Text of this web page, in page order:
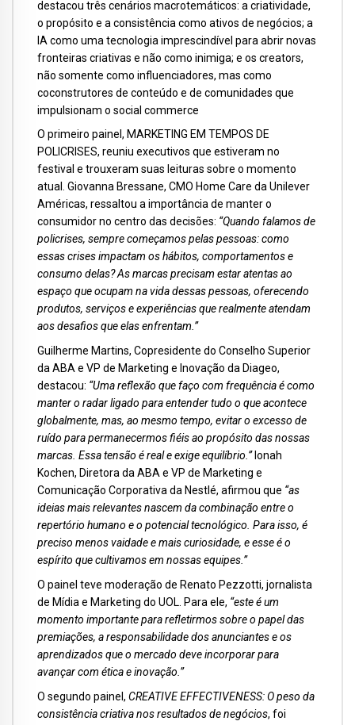
destacou três cenários macrotemáticos: a criatividade,
o propósito e a consistência como ativos de negócios; a
IA como uma tecnologia imprescindível para abrir novas
fronteiras criativas e não como inimiga; e os creators,
não somente como influenciadores, mas como
coconstrutores de conteúdo e de comunidades que
impulsionam o social commerce
O primeiro painel, MARKETING EM TEMPOS DE
POLICRISES, reuniu executivos que estiveram no
festival e trouxeram suas leituras sobre o momento
atual. Giovanna Bressane, CMO Home Care da Unilever
Américas, ressaltou a importância de manter o
consumidor no centro das decisões: “Quando falamos de
policrises, sempre começamos pelas pessoas: como
essas crises impactam os hábitos, comportamentos e
consumo delas? As marcas precisam estar atentas ao
espaço que ocupam na vida dessas pessoas, oferecendo
produtos, serviços e experiências que realmente atendam
aos desafios que elas enfrentam.”
Guilherme Martins, Copresidente do Conselho Superior
da ABA e VP de Marketing e Inovação da Diageo,
destacou: “Uma reflexão que faço com frequência é como
manter o radar ligado para entender tudo o que acontece
globalmente, mas, ao mesmo tempo, evitar o excesso de
ruído para permanecermos fiéis ao propósito das nossas
marcas. Essa tensão é real e exige equilíbrio.” Ionah
Kochen, Diretora da ABA e VP de Marketing e
Comunicação Corporativa da Nestlé, afirmou que “as
ideias mais relevantes nascem da combinação entre o
repertório humano e o potencial tecnológico. Para isso, é
preciso menos vaidade e mais curiosidade, e esse é o
espírito que cultivamos em nossas equipes.”
O painel teve moderação de Renato Pezzotti, jornalista
de Mídia e Marketing do UOL. Para ele, “este é um
momento importante para refletirmos sobre o papel das
premiações, a responsabilidade dos anunciantes e os
aprendizados que o mercado deve incorporar para
avançar com ética e inovação.”
O segundo painel, CREATIVE EFFECTIVENESS: O peso da
consistência criativa nos resultados de negócios, foi